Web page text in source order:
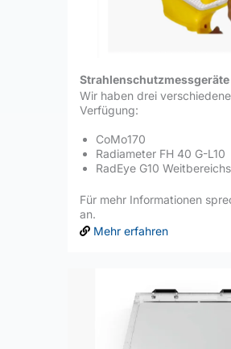
Strahlenschutzmessgeräte
Wir haben drei
Verfügung:
CoMo170
Radiameter FH 40 G-L10
RadEye G10
Für mehr Informationen
an.
Mehr erfahren